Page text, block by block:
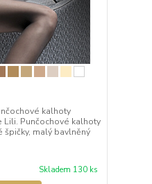
kalhoty
Lili. Punčochové kalhoty
malý bavlněný
Skladem 130 ks